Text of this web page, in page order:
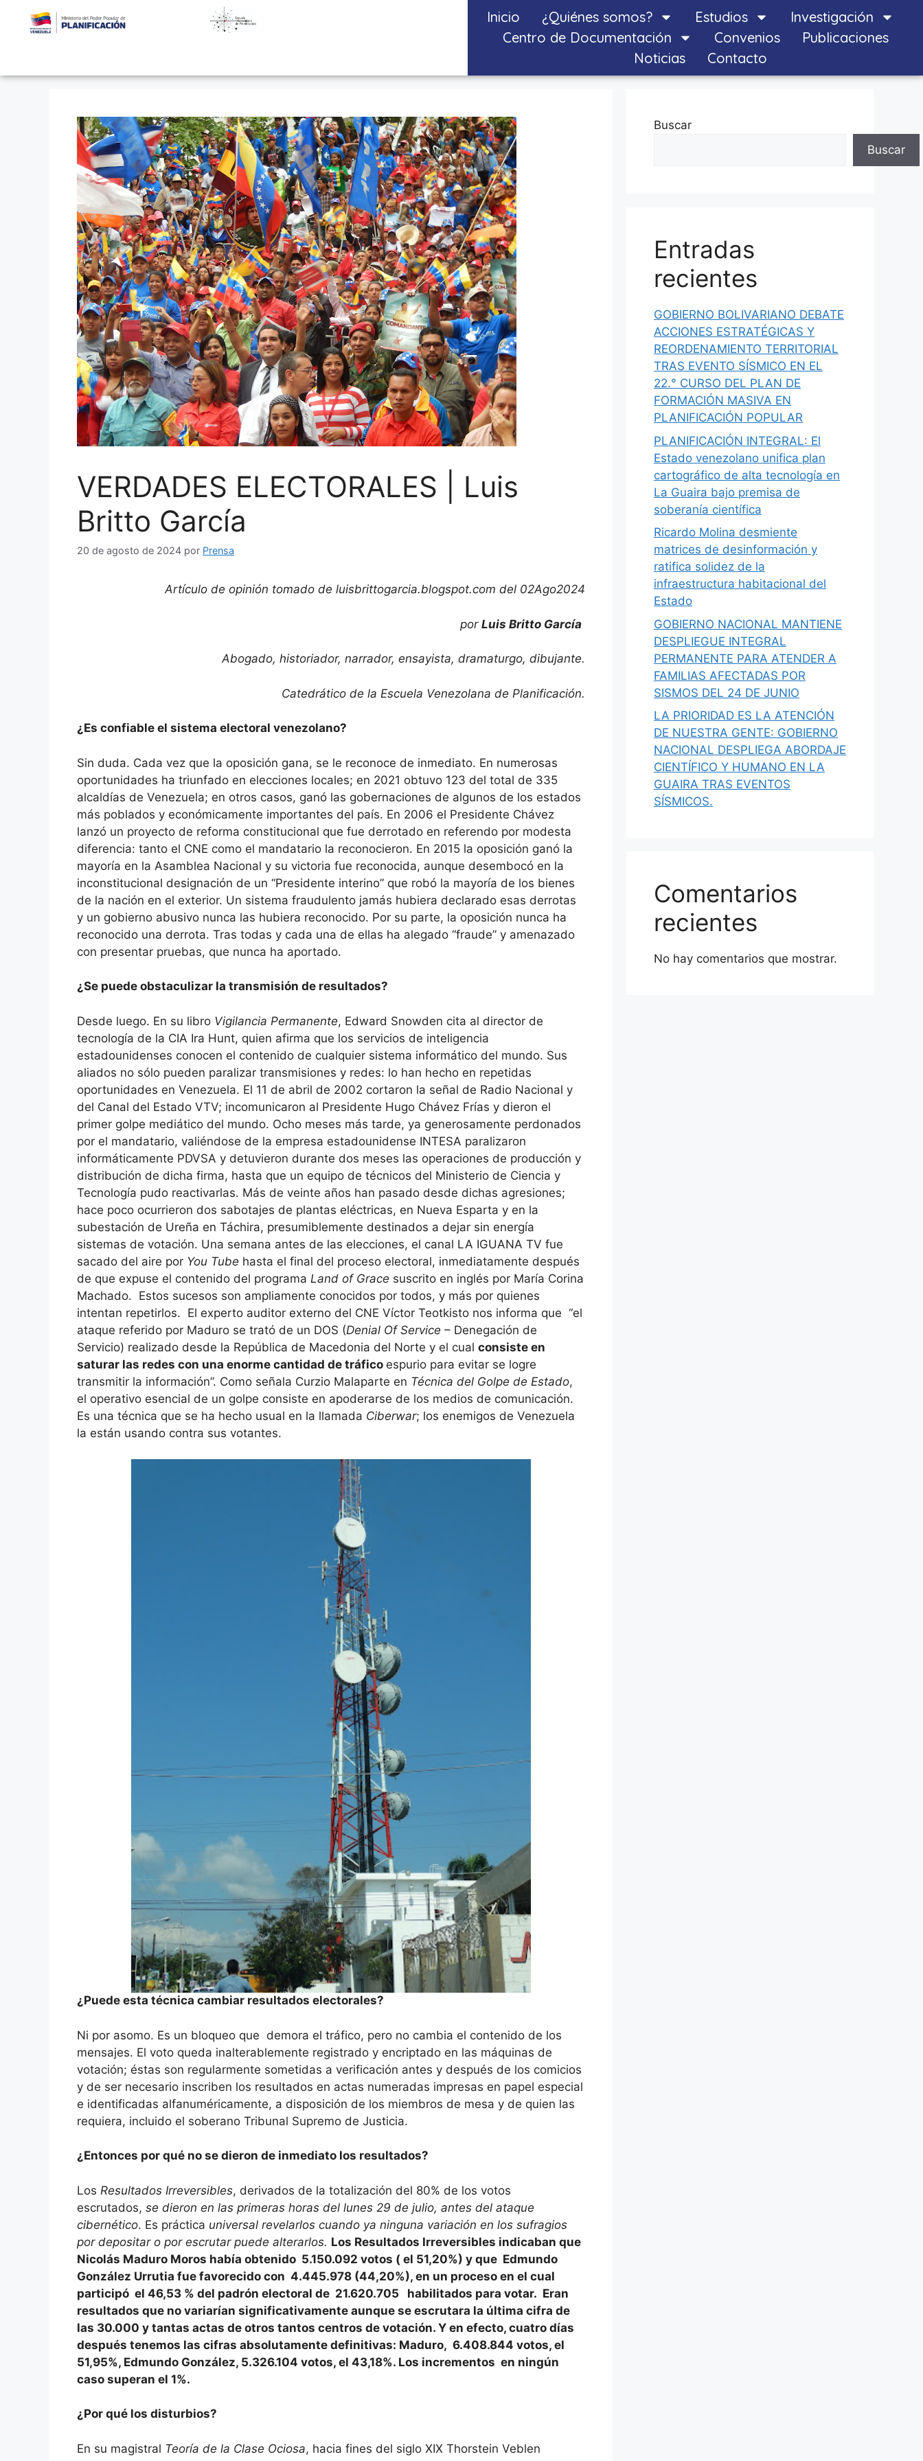
Inicio ¿Quiénes somos? Estudios
Investigación
Centro de Documentación
Convenios
Publicaciones
Noticias
Contacto
VERDADES ELECTORALES | Luis
Britto García
20 de agosto de 2024 por Prensa
Artículo de opinión tomado de luisbrittogarcia.blogspot.com del 02Ago2024
por Luis Britto García
Abogado, historiador, narrador, ensayista, dramaturgo, dibujante.
Catedrático de la Escuela Venezolana de Planificación.
¿Es confiable el sistema electoral venezolano?
Sin duda. Cada vez que la oposición gana, se le reconoce de inmediato. En numerosas
oportunidades ha triunfado en elecciones locales; en 2021 obtuvo 123 del total de 335
alcaldías de Venezuela; en otros casos, ganó las gobernaciones de algunos de los estados
más poblados y económicamente importantes del país. En 2006 el Presidente Chávez
lanzó un proyecto de reforma constitucional que fue derrotado en referendo por modesta
diferencia: tanto el CNE como el mandatario la reconocieron. En 2015 la oposición ganó la
mayoría en la Asamblea Nacional y su victoria fue reconocida, aunque desembocó en la
inconstitucional designación de un “Presidente interino” que robó la mayoría de los bienes
de la nación en el exterior. Un sistema fraudulento jamás hubiera declarado esas derrotas
y un gobierno abusivo nunca las hubiera reconocido. Por su parte, la oposición nunca ha
reconocido una derrota. Tras todas y cada una de ellas ha alegado “fraude” y amenazado
con presentar pruebas, que nunca ha aportado.
¿Se puede obstaculizar la transmisión de resultados?
Desde luego. En su libro Vigilancia Permanente, Edward Snowden cita al director de
tecnología de la CIA Ira Hunt, quien afirma que los servicios de inteligencia
estadounidenses conocen el contenido de cualquier sistema informático del mundo. Sus
aliados no sólo pueden paralizar transmisiones y redes: lo han hecho en repetidas
oportunidades en Venezuela. El 11 de abril de 2002 cortaron la señal de Radio Nacional y
del Canal del Estado VTV; incomunicaron al Presidente Hugo Chávez Frías y dieron el
primer golpe mediático del mundo. Ocho meses más tarde, ya generosamente perdonados
por el mandatario, valiéndose de la empresa estadounidense INTESA paralizaron
informáticamente PDVSA y detuvieron durante dos meses las operaciones de producción y
distribución de dicha firma, hasta que un equipo de técnicos del Ministerio de Ciencia y
Tecnología pudo reactivarlas. Más de veinte años han pasado desde dichas agresiones;
hace poco ocurrieron dos sabotajes de plantas eléctricas, en Nueva Esparta y en la
subestación de Ureña en Táchira, presumiblemente destinados a dejar sin energía
sistemas de votación. Una semana antes de las elecciones, el canal LA IGUANA TV fue
sacado del aire por You Tube hasta el final del proceso electoral, inmediatamente después
de que expuse el contenido del programa Land of Grace suscrito en inglés por María Corina
Machado. Estos sucesos son ampliamente conocidos por todos, y más por quienes
intentan repetirlos. El experto auditor externo del CNE Víctor Teotkisto nos informa que “el
ataque referido por Maduro se trató de un DOS (Denial Of Service – Denegación de
Servicio) realizado desde la República de Macedonia del Norte y el cual consiste en
saturar las redes con una enorme cantidad de tráfico espurio para evitar se logre
transmitir la información”. Como señala Curzio Malaparte en Técnica del Golpe de Estado,
el operativo esencial de un golpe consiste en apoderarse de los medios de comunicación.
Es una técnica que se ha hecho usual en la llamada Ciberwar; los enemigos de Venezuela
la están usando contra sus votantes.
¿Puede esta técnica cambiar resultados electorales?
Ni por asomo. Es un bloqueo que demora el tráfico, pero no cambia el contenido de los
mensajes. El voto queda inalterablemente registrado y encriptado en las máquinas de
votación; éstas son regularmente sometidas a verificación antes y después de los comicios
y de ser necesario inscriben los resultados en actas numeradas impresas en papel especial
e identificadas alfanuméricamente, a disposición de los miembros de mesa y de quien las
requiera, incluido el soberano Tribunal Supremo de Justicia.
¿Entonces por qué no se dieron de inmediato los resultados?
Los Resultados Irreversibles, derivados de la totalización del 80% de los votos
escrutados, se dieron en las primeras horas del lunes 29 de julio, antes del ataque
cibernético. Es práctica universal revelarlos cuando ya ninguna variación en los sufragios
por depositar o por escrutar puede alterarlos. Los Resultados Irreversibles indicaban que
Nicolás Maduro Moros había obtenido 5.150.092 votos ( el 51,20%) y que Edmundo
González Urrutia fue favorecido con 4.445.978 (44,20%), en un proceso en el cual
participó el 46,53 % del padrón electoral de 21.620.705 habilitados para votar. Eran
resultados que no variarían significativamente aunque se escrutara la última cifra de
las 30.000 y tantas actas de otros tantos centros de votación. Y en efecto, cuatro días
después tenemos las cifras absolutamente definitivas: Maduro, 6.408.844 votos, el
51,95%, Edmundo González, 5.326.104 votos, el 43,18%. Los incrementos en ningún
caso superan el 1%.
¿Por qué los disturbios?
En su magistral Teoría de la Clase Ociosa, hacia fines del siglo XIX Thorstein Veblen
Buscar
Buscar
Entradas
recientes
GOBIERNO BOLIVARIANO DEBATE
ACCIONES ESTRATÉGICAS Y
REORDENAMIENTO TERRITORIAL
TRAS EVENTO SÍSMICO EN EL
22.° CURSO DEL PLAN DE
FORMACIÓN MASIVA EN
PLANIFICACIÓN POPULAR
PLANIFICACIÓN INTEGRAL: El
Estado venezolano unifica plan
cartográfico de alta tecnología en
La Guaira bajo premisa de
soberanía científica
Ricardo Molina desmiente
matrices de desinformación y
ratifica solidez de la
infraestructura habitacional del
Estado
GOBIERNO NACIONAL MANTIENE
DESPLIEGUE INTEGRAL
PERMANENTE PARA ATENDER A
FAMILIAS AFECTADAS POR
SISMOS DEL 24 DE JUNIO
LA PRIORIDAD ES LA ATENCIÓN
DE NUESTRA GENTE: GOBIERNO
NACIONAL DESPLIEGA ABORDAJE
CIENTÍFICO Y HUMANO EN LA
GUAIRA TRAS EVENTOS
SÍSMICOS.
Comentarios
recientes
No hay comentarios que mostrar.